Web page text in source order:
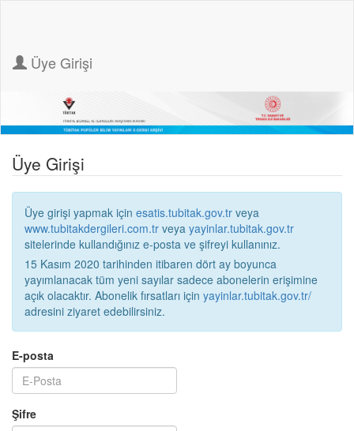
Üye Girişi
Üye Girişi
Üye girişi yapmak için esatis.tubitak.gov.tr veya
www.tubitakdergileri.com.tr veya yayinlar.tubitak.gov.tr
sitelerinde kullandığınız e-posta ve şifreyi kullanınız.
15 Kasım 2020 tarihinden itibaren dört ay boyunca
yayımlanacak tüm yeni sayılar sadece abonelerin erişimine
açık olacaktır. Abonelik fırsatları için yayinlar.tubitak.gov.tr/
adresini ziyaret edebilirsiniz.
E-posta
Şifre